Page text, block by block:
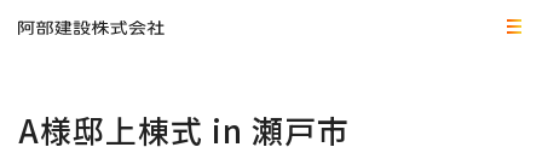
A様邸上棟式 in 瀬戸市